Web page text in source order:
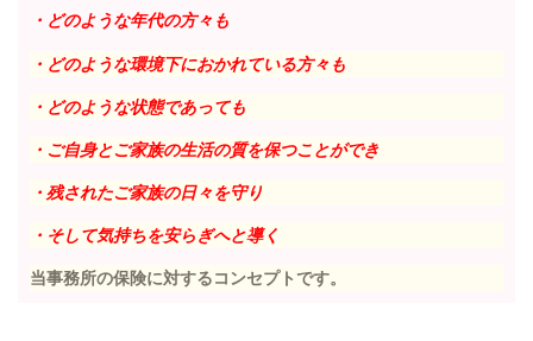
・どのような年代の方々も
・どのような環境下におかれている方々も
・どのような状態であっても
・ご自身とご家族の生活の質を保つことができ
・残されたご家族の日々を守り
・そして気持ちを安らぎへと導く
当事務所の保険に対するコンセプトです。